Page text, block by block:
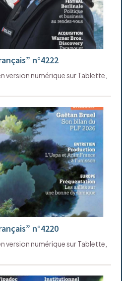
n°4222
version numérique sur Tablette,
n°4220
version numérique sur Tablette,